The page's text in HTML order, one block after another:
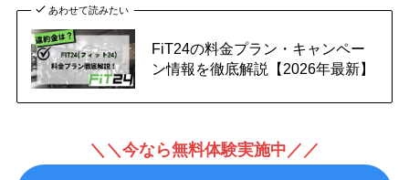
あわせて読みたい
FiT24の料金プラン・キャンペー
ン情報を徹底解説【2026年最新】
＼＼今なら無料体験実施中／／